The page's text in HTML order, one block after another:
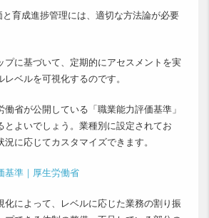
育成進捗管理には、適切な方法論が必要
プに基づいて、定期的にアセスメントを実
ベルを可視化するのです。
省が公開している「職業能力評価基準」
とよいでしょう。業種別に設定されてお
に応じてカスタマイズできます。
基準｜厚生労働省
化によって、レベルに応じた業務の割り振